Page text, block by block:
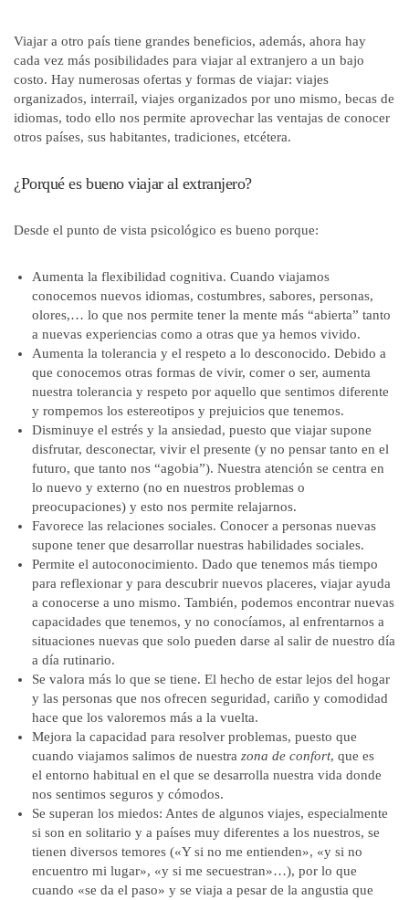
Viajar a otro país tiene grandes beneficios, además, ahora hay
cada vez más posibilidades para viajar al extranjero a un bajo
costo. Hay numerosas ofertas y formas de viajar: viajes
organizados, interrail, viajes organizados por uno mismo, becas de
idiomas, todo ello nos permite aprovechar las ventajas de conocer
otros países, sus habitantes, tradiciones, etcétera.
¿Porqué es bueno viajar al extranjero?
Desde el punto de vista psicológico es bueno porque:
Aumenta la flexibilidad cognitiva. Cuando viajamos
conocemos nuevos idiomas, costumbres, sabores, personas,
olores,… lo que nos permite tener la mente más “abierta” tanto
a nuevas experiencias como a otras que ya hemos vivido.
Aumenta la tolerancia y el respeto a lo desconocido. Debido a
que conocemos otras formas de vivir, comer o ser, aumenta
nuestra tolerancia y respeto por aquello que sentimos diferente
y rompemos los estereotipos y prejuicios que tenemos.
Disminuye el estrés y la ansiedad, puesto que viajar supone
disfrutar, desconectar, vivir el presente (y no pensar tanto en el
futuro, que tanto nos “agobia”). Nuestra atención se centra en
lo nuevo y externo (no en nuestros problemas o
preocupaciones) y esto nos permite relajarnos.
Favorece las relaciones sociales. Conocer a personas nuevas
supone tener que desarrollar nuestras habilidades sociales.
Permite el autoconocimiento. Dado que tenemos más tiempo
para reflexionar y para descubrir nuevos placeres, viajar ayuda
a conocerse a uno mismo. También, podemos encontrar nuevas
capacidades que tenemos, y no conocíamos, al enfrentarnos a
situaciones nuevas que solo pueden darse al salir de nuestro día
a día rutinario.
Se valora más lo que se tiene. El hecho de estar lejos del hogar
y las personas que nos ofrecen seguridad, cariño y comodidad
hace que los valoremos más a la vuelta.
Mejora la capacidad para resolver problemas, puesto que
cuando viajamos salimos de nuestra zona de confort, que es
el entorno habitual en el que se desarrolla nuestra vida donde
nos sentimos seguros y cómodos.
Se superan los miedos: Antes de algunos viajes, especialmente
si son en solitario y a países muy diferentes a los nuestros, se
tienen diversos temores («Y si no me entienden», «y si no
encuentro mi lugar», «y si me secuestran»…), por lo que
cuando «se da el paso» y se viaja a pesar de la angustia que